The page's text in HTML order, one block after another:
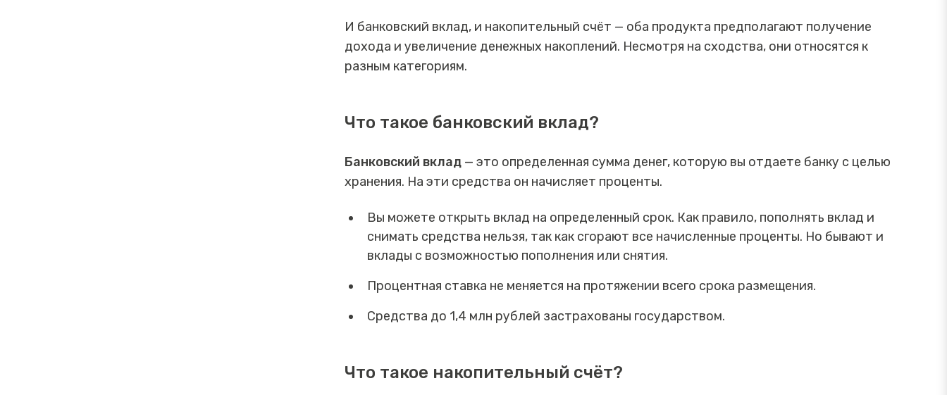
И банковский вклад, и накопительный счёт — оба продукта предполагают получение
дохода и увеличение денежных накоплений. Несмотря на сходства, они относятся к
разным категориям.
Что такое банковский вклад?
Банковский вклад — это определенная сумма денег, которую вы отдаете банку с целью
хранения. На эти средства он начисляет проценты.
Вы можете открыть вклад на определенный срок. Как правило, пополнять вклад и
снимать средства нельзя, так как сгорают все начисленные проценты. Но бывают и
вклады с возможностью пополнения или снятия.
Процентная ставка не меняется на протяжении всего срока размещения.
Средства до 1,4 млн рублей застрахованы государством.
Что такое накопительный счёт?